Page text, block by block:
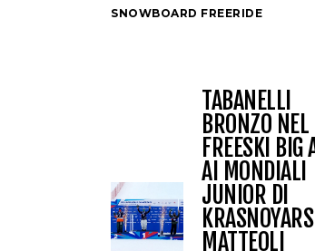
SNOWBOARD FREERIDE
TABANELLI
BRONZO NEL
FREESKI BIG
AI MONDIALI
JUNIOR DI
MATTEOLI